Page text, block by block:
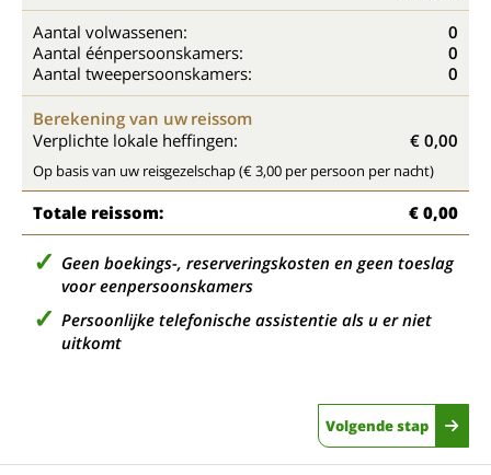
Aantal volwassenen:
0
Aantal éénpersoonskamers:
0
Aantal tweepersoonskamers:
0
Berekening van uw reissom
Verplichte lokale heffingen:
€ 0,00
Op basis van uw reisgezelschap (€ 3,00 per persoon per nacht)
Totale reissom: € 0,00
Geen boekings-, reserveringskosten en geen toeslag
voor eenpersoonskamers
Persoonlijke telefonische assistentie als u er niet
uitkomt
Volgende stap